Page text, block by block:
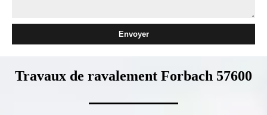
Travaux de ravalement Forbach 57600